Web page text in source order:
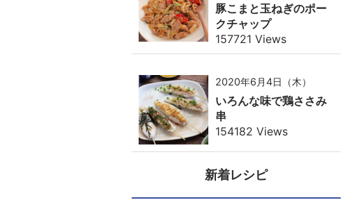
豚こまと玉ねぎのポー
クチャップ
157721 Views
2020年6月4日（木）
いろんな味で鶏ささみ
串
154182 Views
新着レシピ